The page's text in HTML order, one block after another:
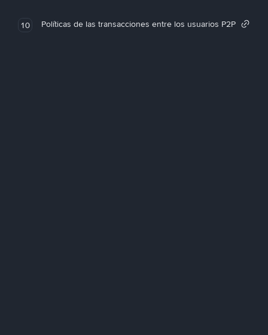
10 Políticas de las transacciones entre los usuarios P2P